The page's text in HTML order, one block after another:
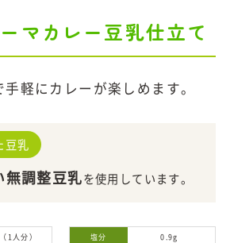
マカレー豆乳仕立て
軽にカレーが楽しめます。
豆乳
無調整豆乳を使用しています。
1人分） 塩分 0.9g